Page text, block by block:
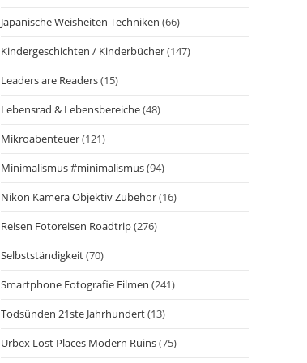
Japanische Weisheiten Techniken (66)
Kindergeschichten / Kinderbücher(147)
Leaders are Readers(15)
Lebensrad & Lebensbereiche(48)
Mikroabenteuer(121)
Minimalismus #minimalismus(94)
Nikon Kamera Objektiv Zubehör(16)
Reisen Fotoreisen Roadtrip(276)
Selbstständigkeit(70)
Smartphone Fotografie Filmen (241)
Todsünden 21ste Jahrhundert(13)
Urbex Lost Places Modern Ruins(75)